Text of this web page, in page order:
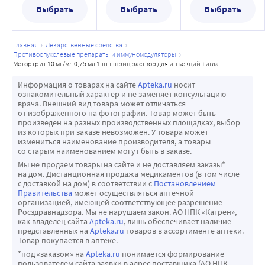
путем проведения функциональных тестов и анализа
Так как метотрексат выводится в основном почками, в
случае недостаточности функции почек следует ожидать
повышения концентрации метотрексата в плазме, что
побочных эффектов.
В случаях возможного снижения функции почек
(например, у пожилых пациентов) контрольные
обследования следует проводить чаще. Также это
относится к случаям одновременного назначения
препаратов, влияющих на выведение метотрексата,
препаратов, способных привести к поражению почек (в
т.ч. НПВП), или препаратов, способных привести к
нарушениям гемопоэза.
Дегидратация также может усиливать токсичность
метотрексата.
5. Обследование дыхательной системы: особое
внимание необходимо обращать на симптомы ухудшения
токсический мегаколон.
очень часто - изменение результатов функциональных
тестов печени (повышение активности АЛТ, АСТ,
щелочной фосфатазы, повышение концентрации
нечасто - цирроз, фиброз и жировое перерождение
печени, снижение концентрации сывороточного
альбумина;
редко - острый гепатит;
очень редко - печеночная недостаточность.
Нарушения со стороны кожи и подкожных тканей:
часто - экзантема, эритема, кожный зуд;
нечасто - герпетиформные высыпания на коже, Herpes
zoster, кожные язвы, крапивница, фотосенсибилизация,
облысение, увеличение ревматических узлов, васкулит;
редко - повышенная пигментация, акне, петехии,
экхимоз, аллергический васкулит;
очень редко - синдром Стивенса-Джонсона, токсический
метотрексата.
Противоревматические препараты
Как правило, при одновременном применении
метотрексата с другими противоревматическими
препаратами (такими, как препараты золота,
азатиоприн, циклоспорин) усиление токсического
действия метотрексата не наблюдается.
Сульфасалазин
Комбинация метотрексата с сульфасалазином может
повышать эффективность метотрексата и, как результат,
усиливать побочные эффекты, связанные с подавлением
сульфасалазином синтеза фолиевой кислоты. Однако,
такие побочные эффекты наблюдались лишь в
отдельных редких случаях в ходе нескольких
исследований.
Меркаптопурин
Метотрексат повышает концентрацию меркаптопурина в
плазме, поэтому при одновременном применении
Выбрать
Выбрать
Выбрать
главная
лекарственные средства
противоопухолевые препараты и иммуномодуляторы
метортрит 10 мг/мл 0,75 мл 1шт шприц раствор для инъекций +игла
Информация о товарах на сайтеApteka.ru носит
ознакомительный характер и не заменяет консультацию
врача. Внешний вид товара может отличаться
от изображённого на фотографии. Товар может быть
произведен на разных производственных площадках, выбор
из которых при заказе невозможен. У товара может
измениться наименование производителя, а товары
со старым наименованием могут быть в заказе.
Мы не продаем товары на сайте и не доставляем заказы*
на дом. Дистанционная продажа медикаментов (в том числе
с доставкой на дом) в соответствии с Постановлением
Правительства может осуществляться аптечной
организацией, имеющей соответствующее разрешение
Росздравнадзора. Мы не нарушаем закон. АО НПК «Катрен»,
как владелец сайта Apteka.ru, лишь обеспечивает наличие
представленных на Apteka.ru товаров в ассортименте аптеки.
Товар покупается в аптеке.
*под «заказом» на Apteka.ru понимается формирование